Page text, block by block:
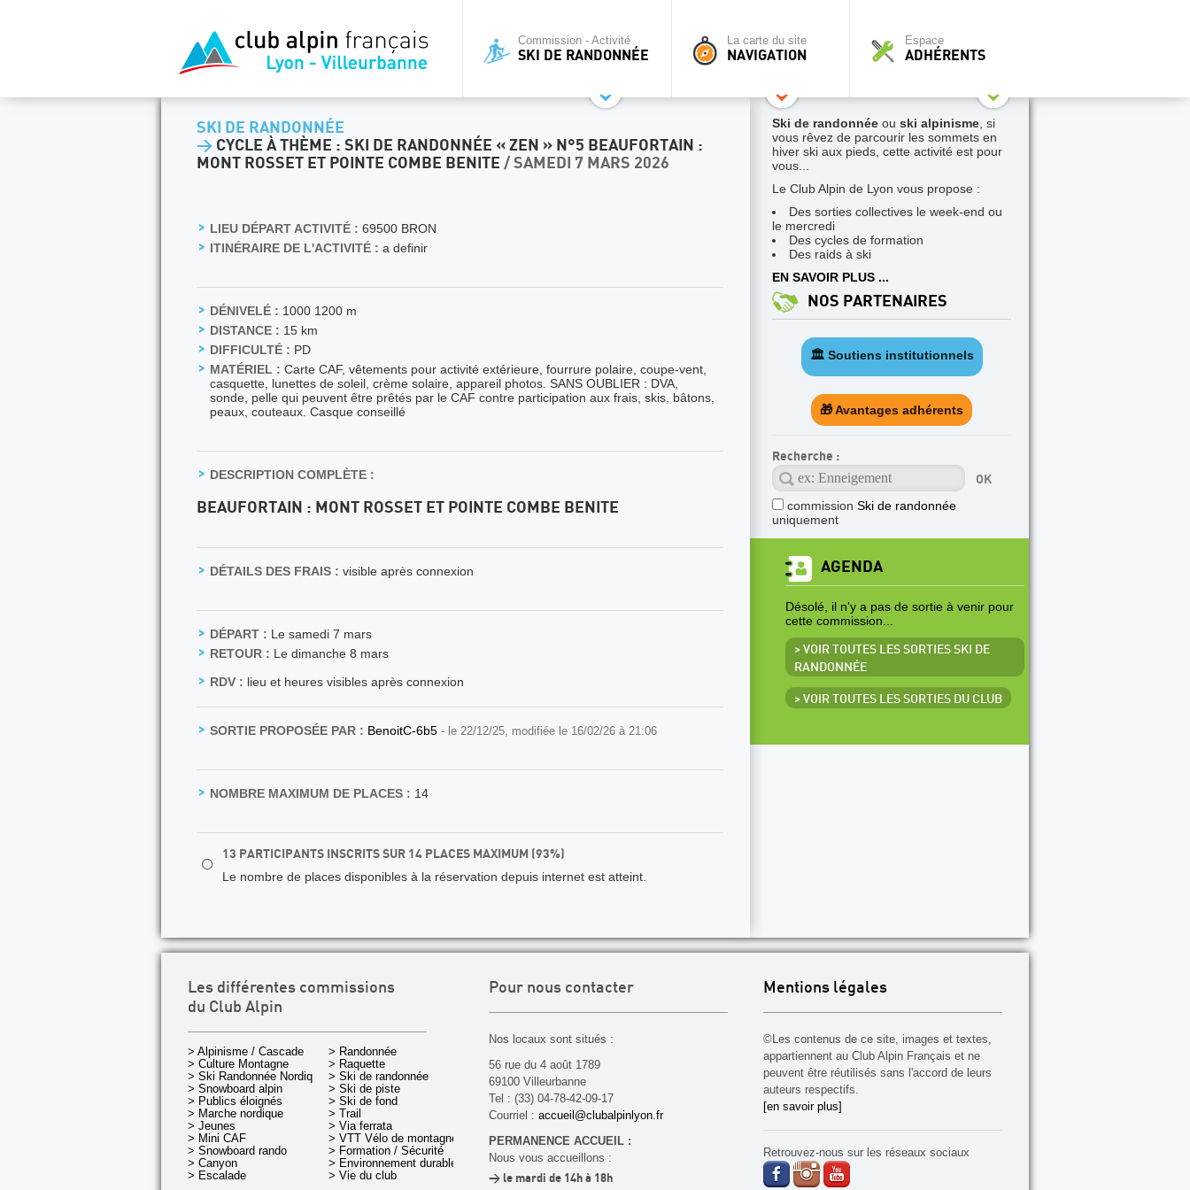
Commission - Activité
SKI DE RANDONNÉE
La carte du site
NAVIGATION
Espace
ADHÉRENTS
SKI DE RANDONNÉE
> CYCLE À THÈME : SKI DE RANDONNÉE « ZEN » N°5 BEAUFORTAIN :
MONT ROSSET ET POINTE COMBE BENITE / SAMEDI 7 MARS 2026
LIEU DÉPART ACTIVITÉ : 69500 BRON
ITINÉRAIRE DE L'ACTIVITÉ : a definir
DÉNIVELÉ : 1000 1200 m
DISTANCE : 15 km
DIFFICULTÉ : PD
MATÉRIEL : Carte CAF, vêtements pour activité extérieure, fourrure polaire, coupe-vent,
casquette, lunettes de soleil, crème solaire, appareil photos. SANS OUBLIER : DVA,
sonde, pelle qui peuvent être prêtés par le CAF contre participation aux frais, skis, bâtons,
peaux, couteaux. Casque conseillé
DESCRIPTION COMPLÈTE :
BEAUFORTAIN : MONT ROSSET ET POINTE COMBE BENITE
DÉTAILS DES FRAIS : visible après connexion
DÉPART : Le samedi 7 mars
RETOUR : Le dimanche 8 mars
RDV : lieu et heures visibles après connexion
SORTIE PROPOSÉE PAR : BenoitC-6b5 - le 22/12/25, modifiée le 16/02/26 à 21:06
NOMBRE MAXIMUM DE PLACES : 14
⚪
13 PARTICIPANTS INSCRITS SUR 14 PLACES MAXIMUM (93%)
Le nombre de places disponibles à la réservation depuis internet est atteint.
Ski de randonnée ou ski alpinisme , si
vous rêvez de parcourir les sommets en
hiver ski aux pieds, cette activité est pour
vous...
Le Club Alpin de Lyon vous propose :
Des sorties collectives le week-end ou
le mercredi
Des cycles de formation
Des raids à ski
EN SAVOIR PLUS ...
NOS PARTENAIRES
🏛️ Soutiens institutionnels
🎁 Avantages adhérents
Recherche :
commission Ski de randonnée
uniquement
AGENDA
Désolé, il n'y a pas de sortie à venir pour
cette commission...
> VOIR TOUTES LES SORTIES SKI DE
RANDONNÉE
> VOIR TOUTES LES SORTIES DU CLUB
Les différentes commissions
du Club Alpin
> Alpinisme / Cascade
> Culture Montagne
> Ski Randonnée Nordique
> Snowboard alpin
> Publics éloignés
> Marche nordique
> Jeunes
> Mini CAF
> Snowboard rando
> Canyon
> Escalade
> Randonnée
> Raquette
> Ski de randonnée
> Ski de piste
> Ski de fond
> Trail
> Via ferrata
> VTT Vélo de montagne
> Formation / Sécurité
> Environnement durable
> Vie du club
Pour nous contacter
Nos locaux sont situés :
56 rue du 4 août 1789
69100 Villeurbanne
Tel : (33) 04-78-42-09-17
Courriel : accueil@clubalpinlyon.fr
PERMANENCE ACCUEIL :
Nous vous accueillons :
> le mardi de 14h à 18h
Mentions légales
©Les contenus de ce site, images et textes,
appartiennent au Club Alpin Français et ne
peuvent être réutilisés sans l'accord de leurs
auteurs respectifs.
[en savoir plus]
Retrouvez-nous sur les réseaux sociaux